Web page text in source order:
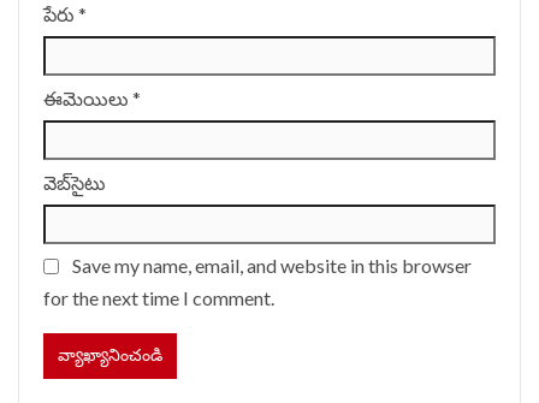
పేరు *
ఈమెయిలు *
వెబ్‌సైటు
Save my name, email, and website in this browser
for the next time I comment.